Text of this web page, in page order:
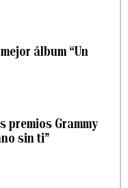
álbum “Un
premios Grammy
sin ti”